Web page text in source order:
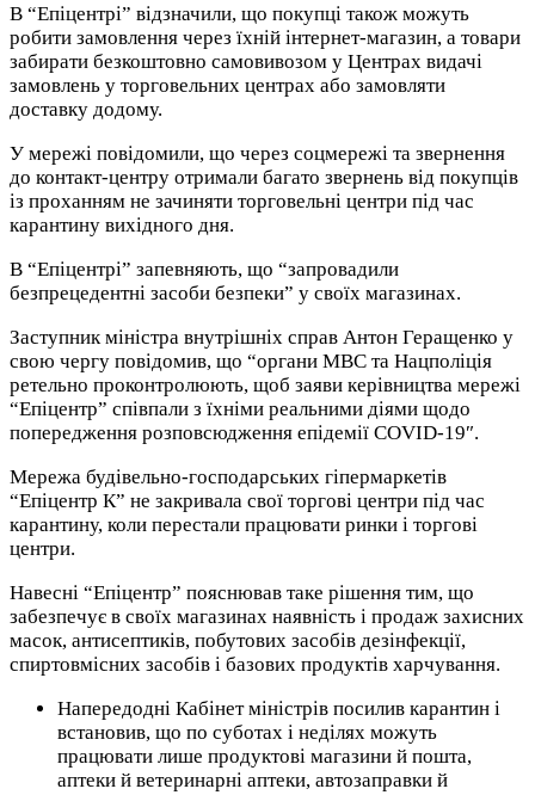
В “Епіцентрі” відзначили, що покупці також можуть
робити замовлення через їхній інтернет-магазин, а товари
забирати безкоштовно самовивозом у Центрах видачі
замовлень у торговельних центрах або замовляти
доставку додому.
У мережі повідомили, що через соцмережі та звернення
до контакт-центру отримали багато звернень від покупців
із проханням не зачиняти торговельні центри під час
карантину вихідного дня.
В “Епіцентрі” запевняють, що “запровадили
безпрецедентні засоби безпеки” у своїх магазинах.
Заступник міністра внутрішніх справ Антон Геращенко у
свою чергу повідомив, що “органи МВС та Нацполіція
ретельно проконтролюють, щоб заяви керівництва мережі
“Епіцентр” співпали з їхніми реальними діями щодо
попередження розповсюдження епідемії COVID-19″.
Мережа будівельно-господарських гіпермаркетів
“Епіцентр К” не закривала свої торгові центри під час
карантину, коли перестали працювати ринки і торгові
центри.
Навесні “Епіцентр” пояснював таке рішення тим, що
забезпечує в своїх магазинах наявність і продаж захисних
масок, антисептиків, побутових засобів дезінфекції,
спиртовмісних засобів і базових продуктів харчування.
Напередодні Кабінет міністрів посилив карантин і
встановив, що по суботах і неділях можуть
працювати лише продуктові магазини й пошта,
аптеки й ветеринарні аптеки, автозаправки й